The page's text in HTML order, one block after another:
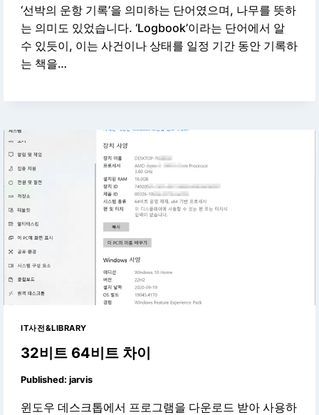
‘선박의 운항 기록’을 의미하는 단어였으며, 나무를 뜻하
는 의미도 있었습니다. ‘Logbook’이라는 단어에서 알
수 있듯이, 이는 사건이나 상태를 일정 기간 동안 기록하
는 책을…
IT사전&LIBRARY
32비트 64비트 차이
Published: jarvis
윈도우 데스크톱에서 프로그램을 다운로드 받아 사용하